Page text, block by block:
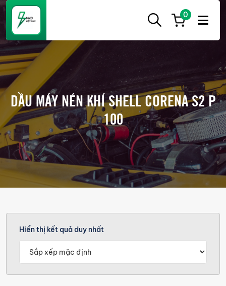
ẮC
QUY
CẦN
THƠ
Ắc
Quy
Cần
Thơ
chính
hãng
giá
tốt
0
DẦU MÁY NÉN KHÍ SHELL CORENA S2 P
100
Hiển thị kết quả duy nhất